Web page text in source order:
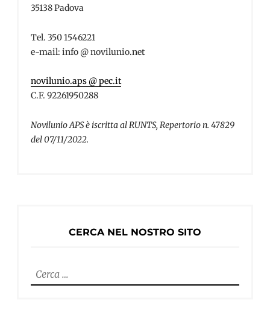
35138 Padova
Tel. 350 1546221
e-mail: info @ novilunio.net
novilunio.aps @ pec.it
C.F. 92261950288
Novilunio APS è iscritta al RUNTS, Repertorio n. 47829
del 07/11/2022.
CERCA NEL NOSTRO SITO
Ricerca
per: